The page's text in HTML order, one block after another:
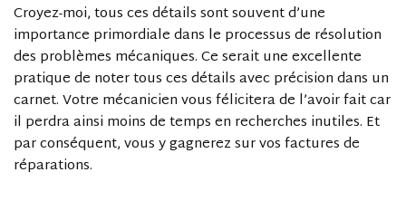
Croyez-moi, tous ces détails sont souvent d’une
importance primordiale dans le processus de résolution
des problèmes mécaniques. Ce serait une excellente
pratique de noter tous ces détails avec précision dans un
carnet. Votre mécanicien vous félicitera de l’avoir fait car
il perdra ainsi moins de temps en recherches inutiles. Et
par conséquent, vous y gagnerez sur vos factures de
réparations.